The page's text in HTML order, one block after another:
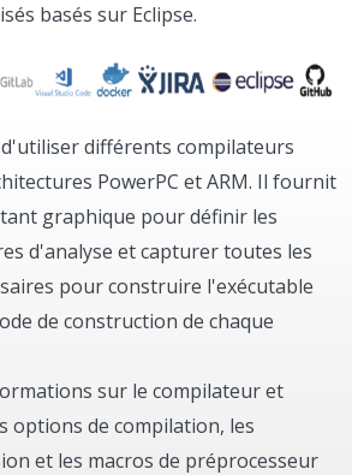
basés sur Eclipse.
différents compilateurs
PowerPC et ARM. Il fournit
graphique pour définir les
d'analyse et capturer toutes les
pour construire l'exécutable
de construction de chaque
sur le compilateur et
options de compilation, les
et les macros de préprocesseur